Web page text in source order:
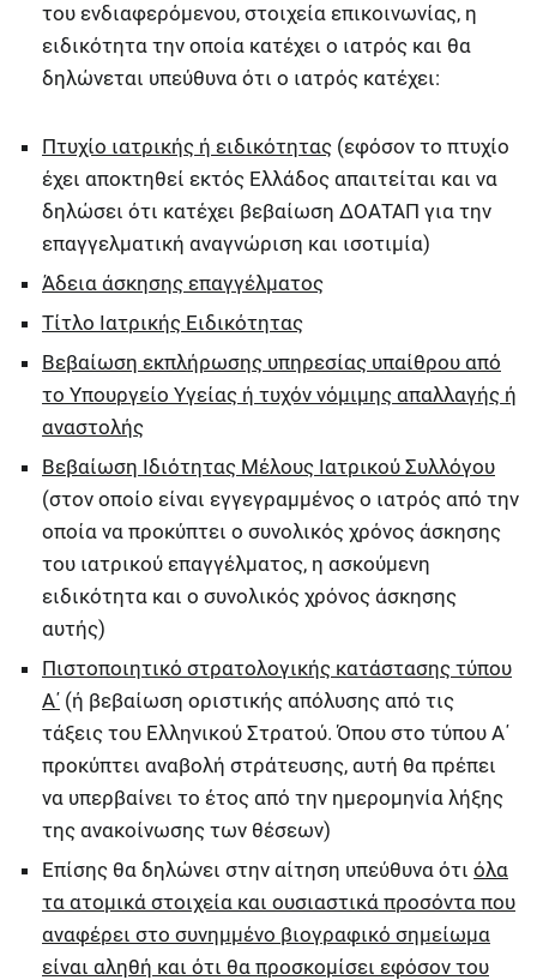
του ενδιαφερόμενου, στοιχεία επικοινωνίας, η
ειδικότητα την οποία κατέχει ο ιατρός και θα
δηλώνεται υπεύθυνα ότι ο ιατρός κατέχει:
Πτυχίο ιατρικής ή ειδικότητας (εφόσον το πτυχίο
έχει αποκτηθεί εκτός Ελλάδος απαιτείται και να
δηλώσει ότι κατέχει βεβαίωση ΔΟΑΤΑΠ για την
επαγγελματική αναγνώριση και ισοτιμία)
Άδεια άσκησης επαγγέλματος
Τίτλο Ιατρικής Ειδικότητας
Βεβαίωση εκπλήρωσης υπηρεσίας υπαίθρου από
το Υπουργείο Υγείας ή τυχόν νόμιμης απαλλαγής ή
αναστολής
Βεβαίωση Ιδιότητας Μέλους Ιατρικού Συλλόγου
(στον οποίο είναι εγγεγραμμένος ο ιατρός από την
οποία να προκύπτει ο συνολικός χρόνος άσκησης
του ιατρικού επαγγέλματος, η ασκούμενη
ειδικότητα και ο συνολικός χρόνος άσκησης
αυτής)
Πιστοποιητικό στρατολογικής κατάστασης τύπου
Α΄ (ή βεβαίωση οριστικής απόλυσης από τις
τάξεις του Ελληνικού Στρατού. Όπου στο τύπου Α΄
προκύπτει αναβολή στράτευσης, αυτή θα πρέπει
να υπερβαίνει το έτος από την ημερομηνία λήξης
της ανακοίνωσης των θέσεων)
Επίσης θα δηλώνει στην αίτηση υπεύθυνα ότι όλα
τα ατομικά στοιχεία και ουσιαστικά προσόντα που
αναφέρει στο συνημμένο βιογραφικό σημείωμα
είναι αληθή και ότι θα προσκομίσει εφόσον του